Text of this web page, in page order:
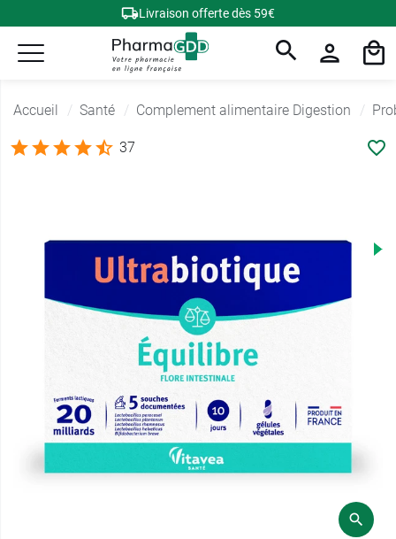
Livraison offerte dès 59€
Accueil Santé Complement alimentaire Digestion
37